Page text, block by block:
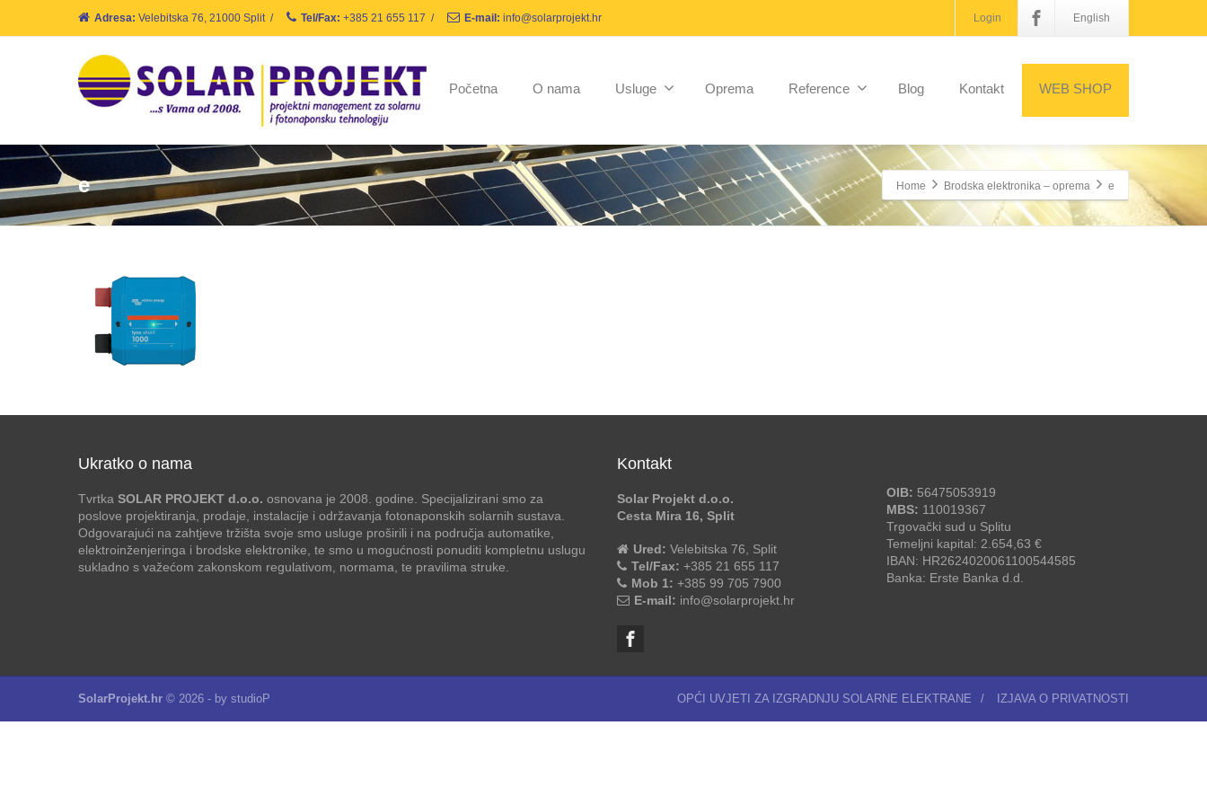
Adresa: Velebitska 76, 21000 Split / Tel/Fax: +385 21 655 117 / E-mail: info@solarprojekt.hr Login English
Početna O nama Usluge Oprema Reference Blog Kontakt WEB SHOP
e Home Brodska elektronika – oprema e
Ukratko o nama
Tvrtka SOLAR PROJEKT d.o.o. osnovana je 2008. godine. Specijalizirani smo za
poslove projektiranja, prodaje, instalacije i održavanja fotonaponskih solarnih sustava.
Odgovarajući na zahtjeve tržišta svoje smo usluge proširili i na područja automatike,
elektroinženjeringa i brodske elektronike, te smo u mogućnosti ponuditi kompletnu uslugu
sukladno s važećom zakonskom regulativom, normama, te pravilima struke.
Kontakt
Solar Projekt d.o.o.
Cesta Mira 16, Split
Ured: Velebitska 76, Split
Tel/Fax: +385 21 655 117
Mob 1: +385 99 705 7900
E-mail: info@solarprojekt.hr
OIB: 56475053919
MBS: 110019367
Trgovački sud u Splitu
Temeljni kapital: 2.654,63 €
IBAN: HR2624020061100544585
Banka: Erste Banka d.d.
SolarProjekt.hr © 2026 - by studioP OPĆI UVJETI ZA IZGRADNJU SOLARNE ELEKTRANE / IZJAVA O PRIVATNOSTI